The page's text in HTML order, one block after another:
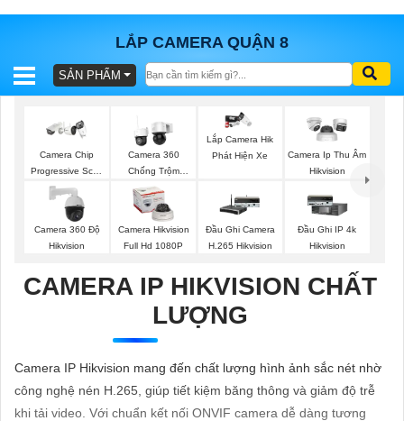
LẮP CAMERA QUẬN 8
BÁO
TRỌN
GÓI
SẢN
LẮP
ĐẶT
SẢN PHẨM
Camera Chip
Progressive Scan
CMOS Hikvision
Camera 360
Chống Trộm
Hikvision
Lắp Camera Hik
Phát Hiện Xe
Camera Ip Thu Âm
Hikvision
Camera 360 Độ
Hikvision
Camera Hikvision
Full Hd 1080P
Đầu Ghi Camera
H.265 Hikvision
Đầu Ghi IP 4k
Hikvision
CAMERA IP HIKVISION CHẤT
LƯỢNG
Camera IP Hikvision mang đến chất lượng hình ảnh sắc nét nhờ
công nghệ nén H.265, giúp tiết kiệm băng thông và giảm độ trễ
khi tải video. Với chuẩn kết nối ONVIF camera dễ dàng tương